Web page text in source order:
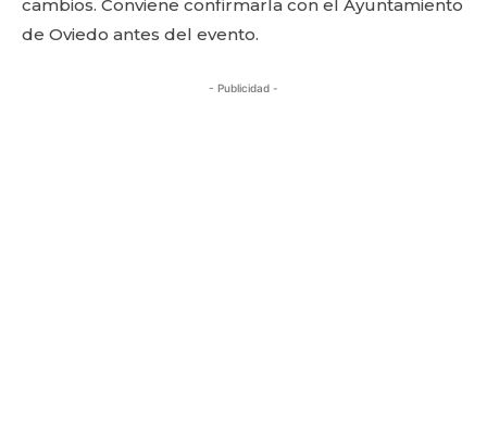
cambios. Conviene confirmarla con el Ayuntamiento
de Oviedo antes del evento.
- Publicidad -